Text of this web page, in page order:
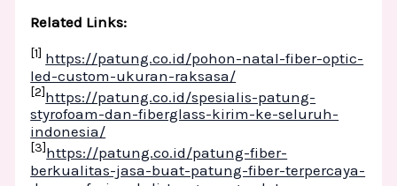
Related Links:
[1] https://patung.co.id/pohon-natal-fiber-optic-
led-custom-ukuran-raksasa/
[2]https://patung.co.id/spesialis-patung-
styrofoam-dan-fiberglass-kirim-ke-seluruh-
indonesia/
[3]https://patung.co.id/patung-fiber-
berkualitas-jasa-buat-patung-fiber-terpercaya-